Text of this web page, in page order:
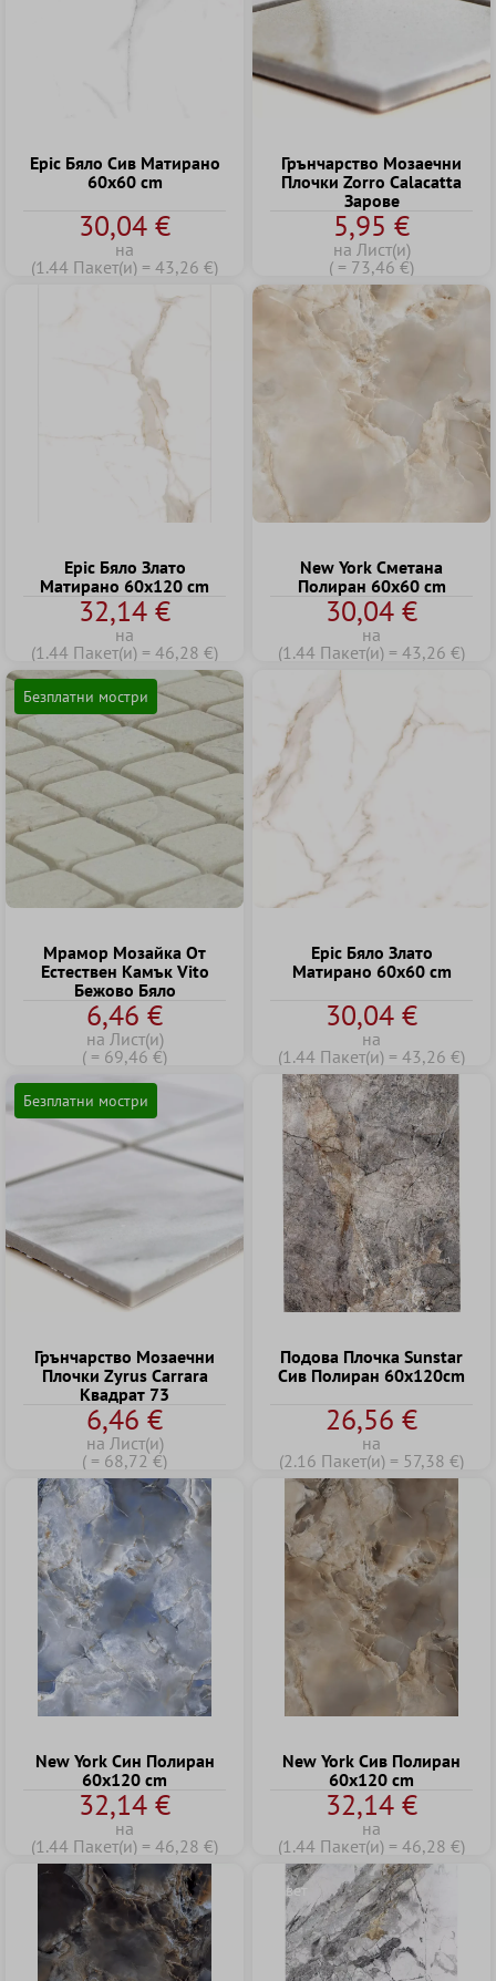
Epic Бяло Сив Матирано
60x60 cm
30,04 €
на
(1.44 Пакет(и) = 43,26 €)
Грънчарство Mозаечни
Плочки Zorro Calacatta
Зарове
5,95 €
на Лист(и)
( = 73,46 €)
Epic Бяло Злато
Матирано 60x120 cm
32,14 €
на
(1.44 Пакет(и) = 46,28 €)
New York Cметана
Полиран 60x60 cm
30,04 €
на
(1.44 Пакет(и) = 43,26 €)
Безплатни мостри
Мрамор Mозайка Oт
Eстествен Kамък Vito
Бежово Бяло
6,46 €
на Лист(и)
( = 69,46 €)
Epic Бяло Злато
Матирано 60x60 cm
30,04 €
на
(1.44 Пакет(и) = 43,26 €)
Безплатни мостри
Грънчарство Mозаечни
Плочки Zyrus Carrara
Kвадрат 73
6,46 €
на Лист(и)
( = 68,72 €)
Подова Плочка Sunstar
Сив Полиран 60x120cm
26,56 €
на
(2.16 Пакет(и) = 57,38 €)
New York Син Полиран
60x120 cm
32,14 €
на
(1.44 Пакет(и) = 46,28 €)
New York Сив Полиран
60x120 cm
32,14 €
на
(1.44 Пакет(и) = 46,28 €)
Съвет